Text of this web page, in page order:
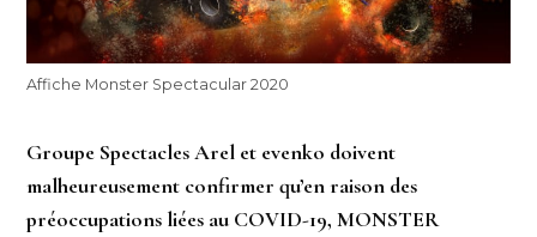
Affiche Monster Spectacular 2020
Groupe Spectacles Arel et evenko doivent
malheureusement confirmer qu’en raison des
préoccupations liées au COVID-19, MONSTER